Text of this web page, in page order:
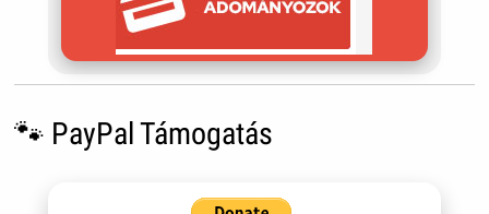
🐾 PayPal Támogatás